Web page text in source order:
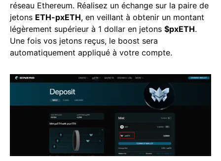
réseau Ethereum. Réalisez un échange sur la paire de
jetons ETH-pxETH, en veillant à obtenir un montant
légèrement supérieur à 1 dollar en jetons $pxETH.
Une fois vos jetons reçus, le boost sera
automatiquement appliqué à votre compte.